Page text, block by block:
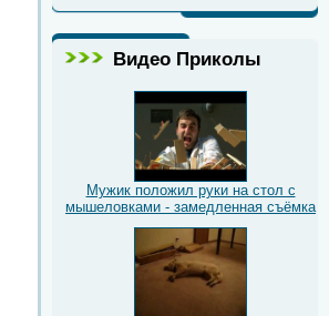
Видео Приколы
Мужик положил руки на стол с
мышеловками - замедленная съёмка